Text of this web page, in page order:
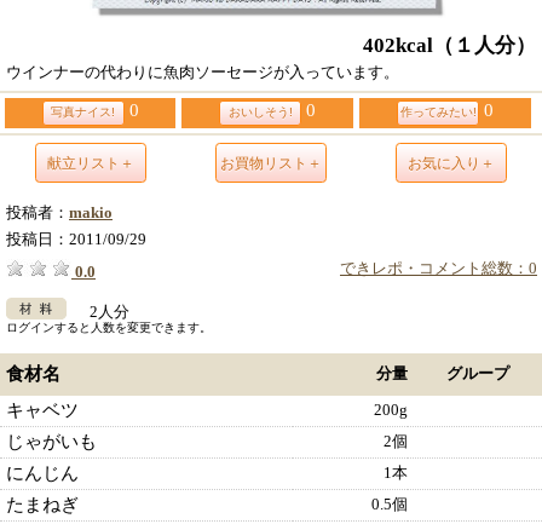
402kcal （１人分）
ウインナーの代わりに魚肉ソーセージが入っています。
写真ナイス! 0 おいしそう! 0 作ってみたい! 0
献立リスト＋ お買物リスト＋ お気に入り＋
投稿者： makio
投稿日： 2011/09/29
できレポ・コメント総数：0
0.0
2人分
ログインすると人数を変更できます。
食材名 分量 グループ
キャベツ 200g
じゃがいも 2個
にんじん 1本
たまねぎ 0.5個